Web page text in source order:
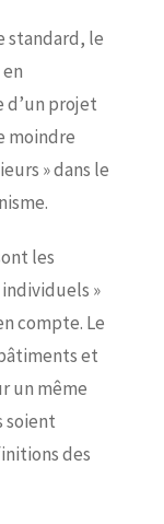
standard, le
d’un projet
moindre
» dans le
les
»
compte. Le
et
un même
soient
des